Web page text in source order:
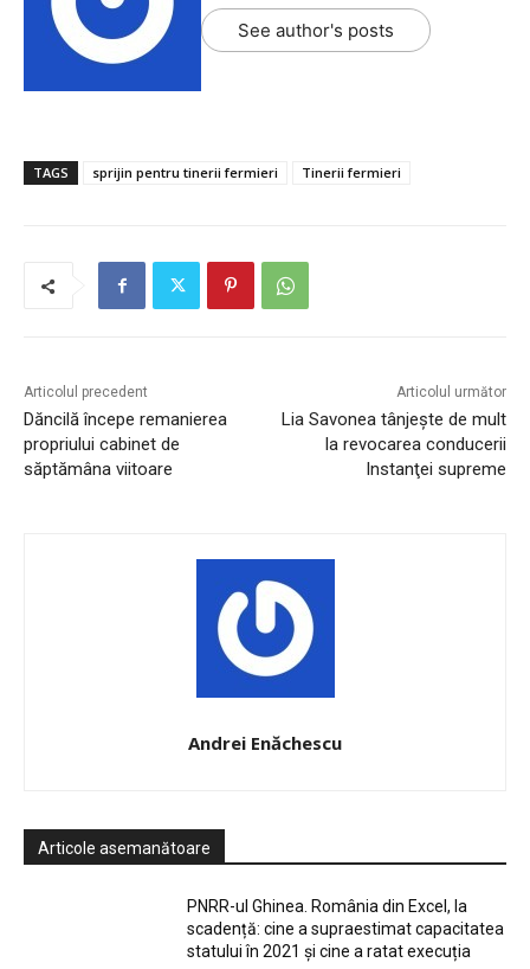
See author's posts
TAGS sprijin pentru tinerii fermieri Tinerii fermieri
Articolul precedent
Dăncilă începe remanierea
propriului cabinet de
săptămâna viitoare
Articolul următor
Lia Savonea tânjeşte de mult
la revocarea conducerii
Instanţei supreme
Andrei Enăchescu
Articole asemanătoare
PNRR-ul Ghinea. România din Excel, la
scadență: cine a supraestimat capacitatea
statului în 2021 și cine a ratat execuția